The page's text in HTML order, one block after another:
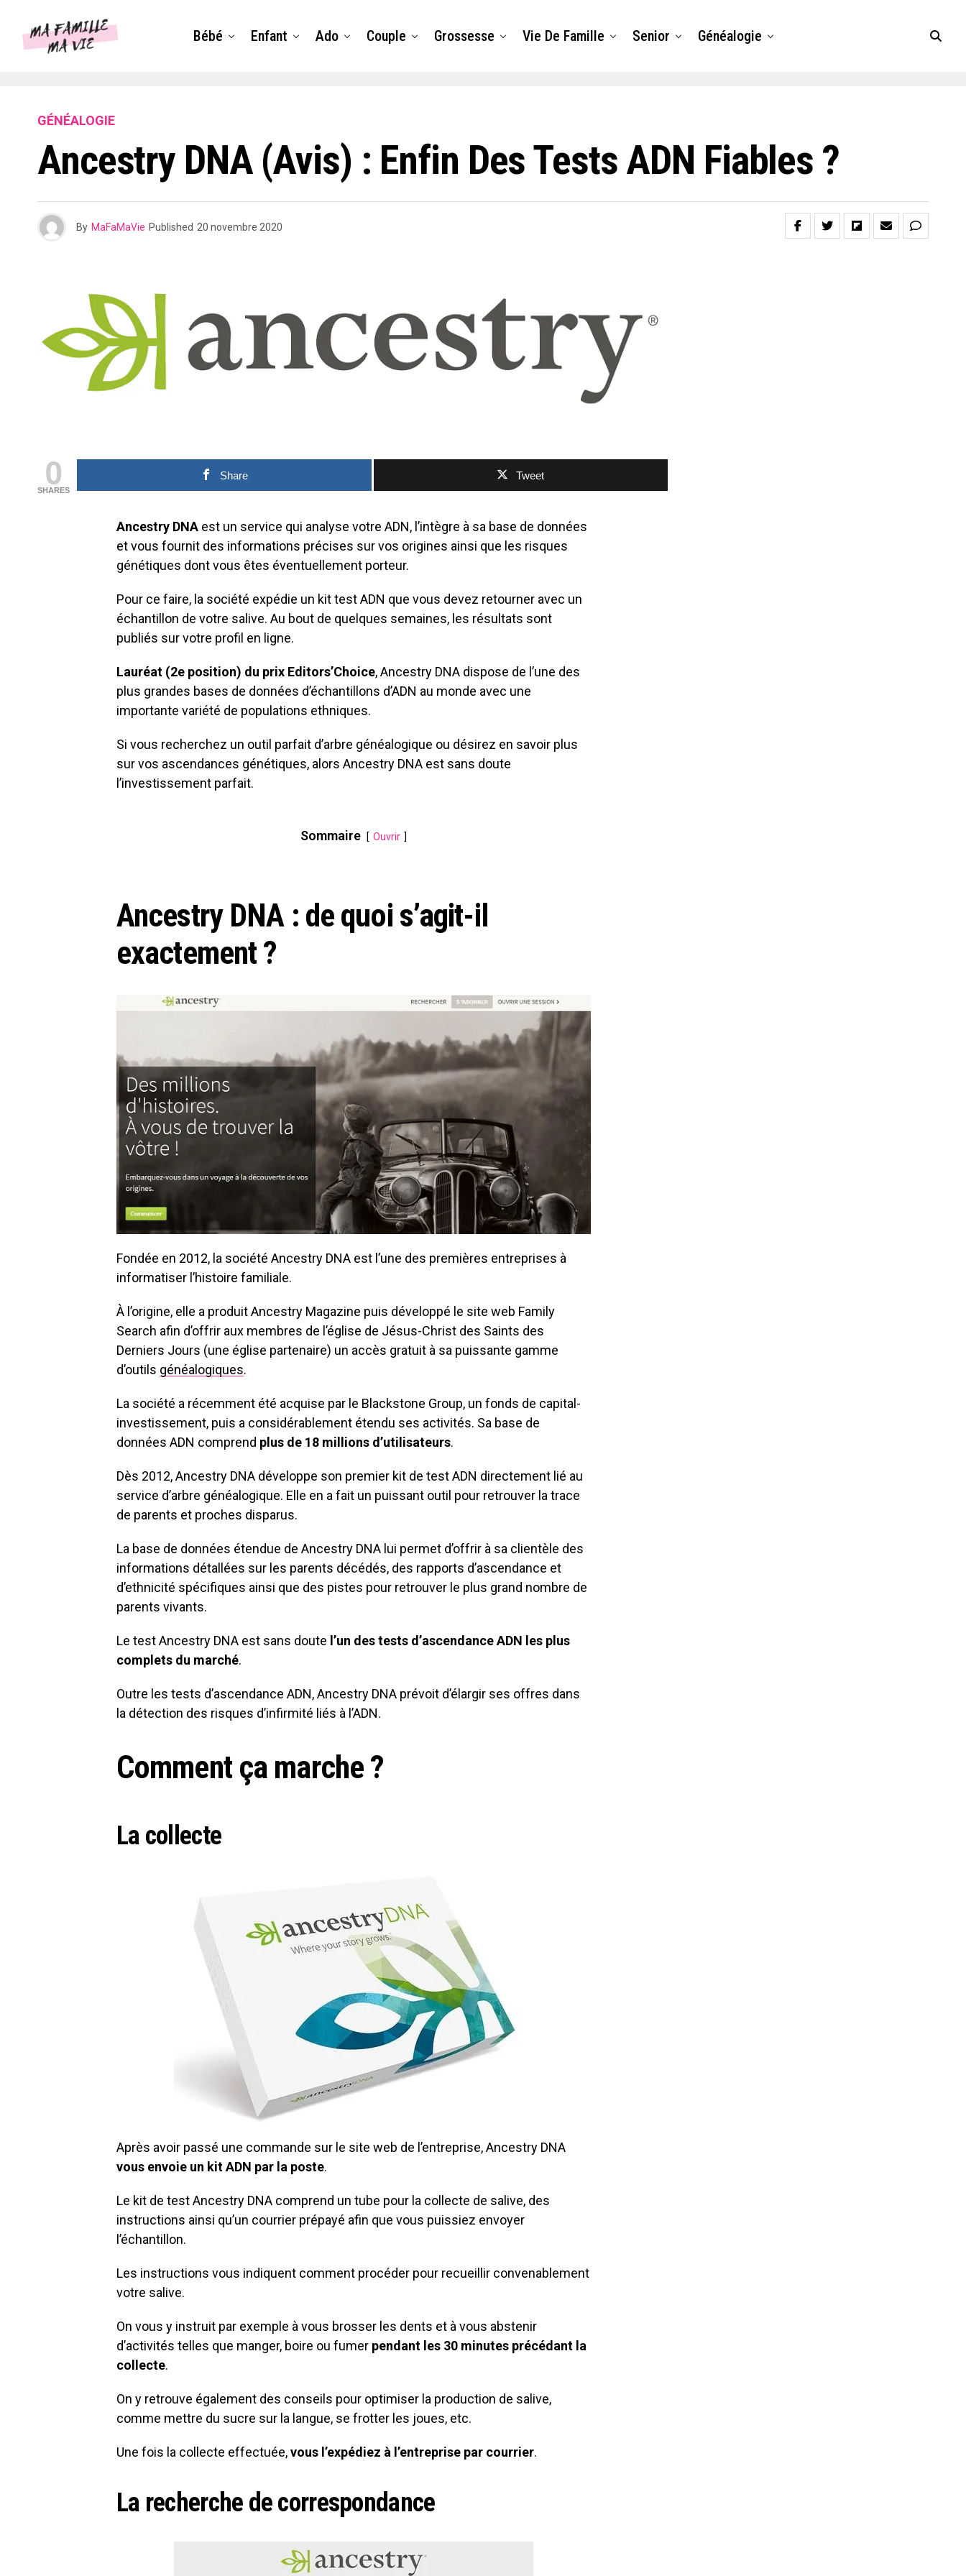
Bébé Enfant Ado Couple Grossesse Vie De Famille Senior Généalogie
GÉNÉALOGIE
Ancestry DNA (Avis) : Enfin Des Tests ADN Fiables ?
By MaFaMaVie Published 20 novembre 2020
0
SHARES
Share Tweet
Ancestry DNA est un service qui analyse votre ADN, l’intègre à sa base de données
et vous fournit des informations précises sur vos origines ainsi que les risques
génétiques dont vous êtes éventuellement porteur.
Pour ce faire, la société expédie un kit test ADN que vous devez retourner avec un
échantillon de votre salive. Au bout de quelques semaines, les résultats sont
publiés sur votre profil en ligne.
Lauréat (2e position) du prix Editors’Choice, Ancestry DNA dispose de l’une des
plus grandes bases de données d’échantillons d’ADN au monde avec une
importante variété de populations ethniques.
Si vous recherchez un outil parfait d’arbre généalogique ou désirez en savoir plus
sur vos ascendances génétiques, alors Ancestry DNA est sans doute
l’investissement parfait.
Sommaire Ouvrir
Ancestry DNA : de quoi s’agit-il
exactement ?
Fondée en 2012, la société Ancestry DNA est l’une des premières entreprises à
informatiser l’histoire familiale.
À l’origine, elle a produit Ancestry Magazine puis développé le site web Family
Search afin d’offrir aux membres de l’église de Jésus-Christ des Saints des
Derniers Jours (une église partenaire) un accès gratuit à sa puissante gamme
d’outils généalogiques.
La société a récemment été acquise par le Blackstone Group, un fonds de capital-
investissement, puis a considérablement étendu ses activités. Sa base de
données ADN comprend plus de 18 millions d’utilisateurs.
Dès 2012, Ancestry DNA développe son premier kit de test ADN directement lié au
service d’arbre généalogique. Elle en a fait un puissant outil pour retrouver la trace
de parents et proches disparus.
La base de données étendue de Ancestry DNA lui permet d’offrir à sa clientèle des
informations détallées sur les parents décédés, des rapports d’ascendance et
d’ethnicité spécifiques ainsi que des pistes pour retrouver le plus grand nombre de
parents vivants.
Le test Ancestry DNA est sans doute l’un des tests d’ascendance ADN les plus
complets du marché.
Outre les tests d’ascendance ADN, Ancestry DNA prévoit d’élargir ses offres dans
la détection des risques d’infirmité liés à l’ADN.
Comment ça marche ?
La collecte
Après avoir passé une commande sur le site web de l’entreprise, Ancestry DNA
vous envoie un kit ADN par la poste.
Le kit de test Ancestry DNA comprend un tube pour la collecte de salive, des
instructions ainsi qu’un courrier prépayé afin que vous puissiez envoyer
l’échantillon.
Les instructions vous indiquent comment procéder pour recueillir convenablement
votre salive.
On vous y instruit par exemple à vous brosser les dents et à vous abstenir
d’activités telles que manger, boire ou fumer pendant les 30 minutes précédant la
collecte.
On y retrouve également des conseils pour optimiser la production de salive,
comme mettre du sucre sur la langue, se frotter les joues, etc.
Une fois la collecte effectuée,vous l’expédiez à l’entreprise par courrier.
La recherche de correspondance